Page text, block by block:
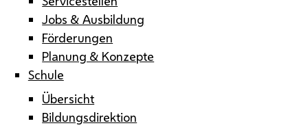
Jobs & Ausbildung
Förderungen
Planung & Konzepte
Schule
Übersicht
Bildungsdirektion